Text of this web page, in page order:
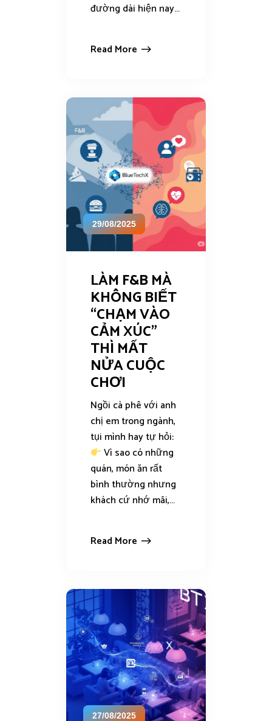
đường dài hiện nay...
Read More
29/08/2025
LÀM F&B MÀ
KHÔNG BIẾT
“CHẠM VÀO
CẢM XÚC”
THÌ MẤT
NỬA CUỘC
CHƠI
Ngồi cà phê với anh
chị em trong ngành,
tụi mình hay tự hỏi:
Vì sao có những
quán, món ăn rất
bình thường nhưng
khách cứ nhớ mãi,...
Read More
27/08/2025